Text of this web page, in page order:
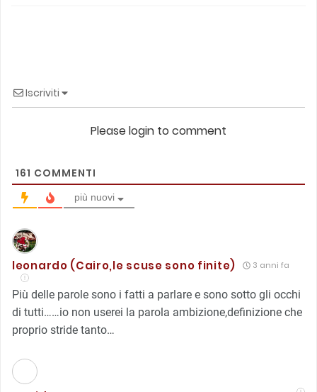
Iscriviti
Please login to comment
161 COMMENTI
più nuovi
leonardo (Cairo,le scuse sono finite) 3 anni fa
Più delle parole sono i fatti a parlare e sono sotto gli occhi
di tutti……io non userei la parola ambizione,definizione che
proprio stride tanto…